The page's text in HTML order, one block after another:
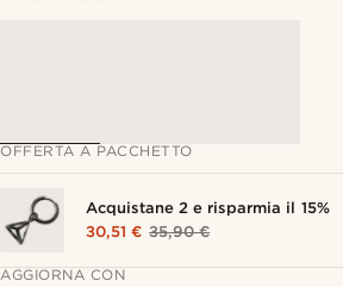
OFFERTA A PACCHETTO
Acquistane 2 e risparmia il 15%
30,51 € 35,90 €
AGGIORNA CON